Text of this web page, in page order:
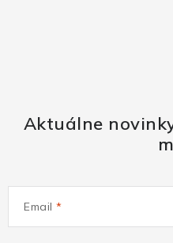
Aktuálne
Email